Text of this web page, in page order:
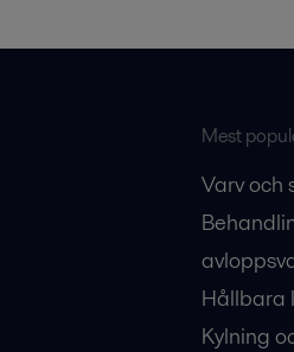
Mest
Varv och
Hållbara
Kylning